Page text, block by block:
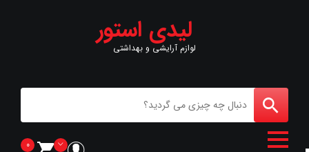
لیدی استور
لوازم آرایشی و بهداشتی
0